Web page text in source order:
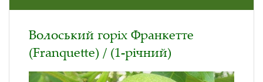
Волоський горіх Франкетте
(Franquette) / (1-річний)